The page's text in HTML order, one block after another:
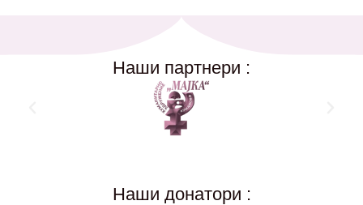
Наши партнери :
Наши донатори :